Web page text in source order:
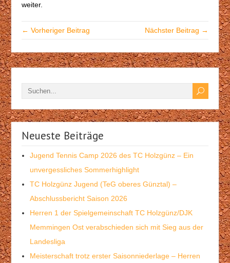
weiter.
← Vorheriger Beitrag Nächster Beitrag →
Neueste Beiträge
Jugend Tennis Camp 2026 des TC Holzgünz – Ein
unvergessliches Sommerhighlight
TC Holzgünz Jugend (TeG oberes Günztal) –
Abschlussbericht Saison 2026
Herren 1 der Spielgemeinschaft TC Holzgünz/DJK
Memmingen Ost verabschieden sich mit Sieg aus der
Landesliga
Meisterschaft trotz erster Saisonniederlage – Herren